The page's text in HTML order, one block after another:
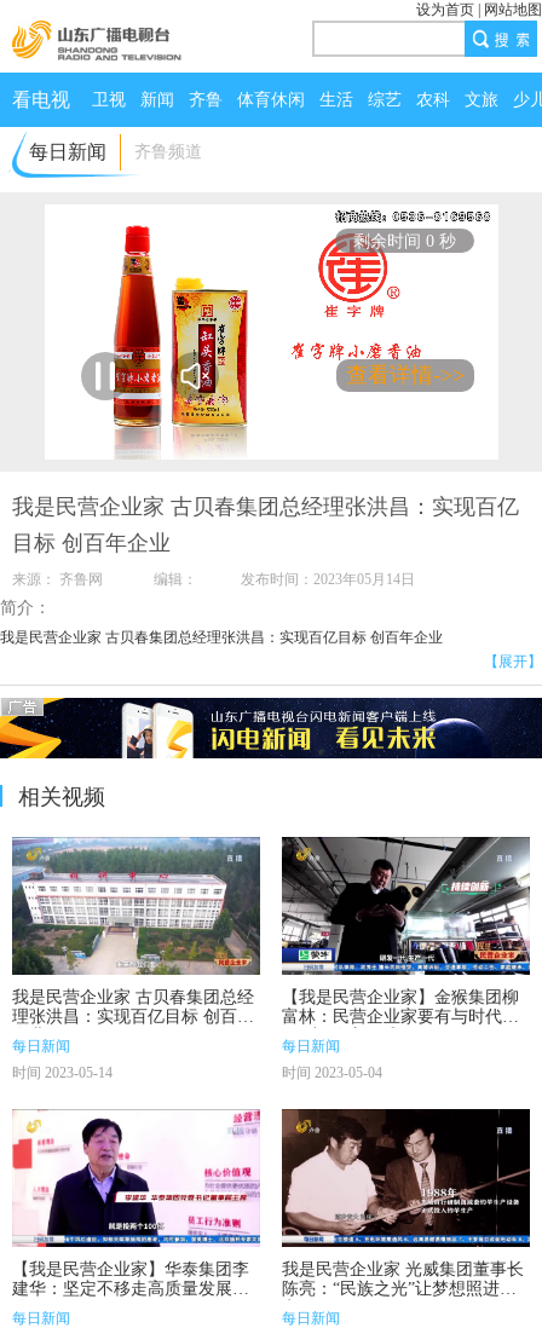
设为首页 网站地图
看电视 卫视 新闻 齐鲁 体育休闲 生活 综艺 农科 文旅 少
每日新闻 齐鲁频道
00:00/ 02:35
剩余时间 0 秒
查看详情->>
我是民营企业家 古贝春集团总经理张洪昌：实现百亿
目标 创百年企业
来源： 齐鲁网 编辑： 发布时间：2023年05月14日
简介：
我是民营企业家 古贝春集团总经理张洪昌：实现百亿目标 创百年企业
【展开】
相关视频
我是民营企业家 古贝春集团总经
理张洪昌：实现百亿目标 创百年
企业
每日新闻
时间 2023-05-14
【我是民营企业家】金猴集团柳
富林：民营企业家要有与时代
同“步”的责任感
每日新闻
时间 2023-05-04
【我是民营企业家】华泰集团李
建华：坚定不移走高质量发展道
路
每日新闻
我是民营企业家 光威集团董事长
陈亮：“民族之光”让梦想照进现
实
每日新闻